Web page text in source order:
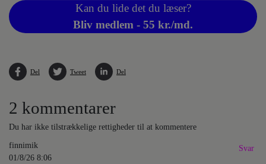
Kan du lide det du læser?
Bliv medlem - 55 kr./md.
Del Tweet Del
2 kommentarer
Du har ikke tilstrækkelige rettigheder til at kommentere
finnimik
01/8/26 8:06
Svar